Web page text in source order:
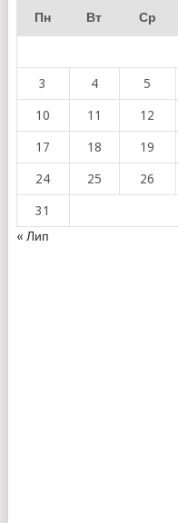
Пн Вт Ср
3 4 5
10 11 12
17 18 19
24 25 26
31
« Лип